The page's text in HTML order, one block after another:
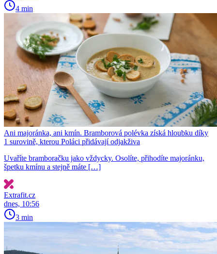
4 min
Ani majoránka, ani kmín. Bramborová polévka získá hloubku díky
1 surovině, kterou Poláci přidávají odjakživa
Uvaříte bramboračku jako vždycky. Osolíte, přihodíte majoránku,
špetku kmínu a stejně máte […]
Extrafit.cz
dnes, 10:56
3 min